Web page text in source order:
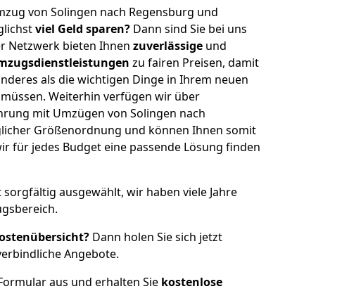
von Solingen nach Regensburg und
viel Geld sparen? Dann sind Sie bei uns
Netzwerk bieten Ihnen zuverlässige und
zu fairen Preisen, damit
als die wichtigen Dinge in Ihrem neuen
Weiterhin verfügen wir über
mit Umzügen von Solingen nach
Größenordnung und können Ihnen somit
für jedes Budget eine passende Lösung finden
sorgfältig ausgewählt, wir haben viele Jahre
Dann holen Sie sich jetzt
Angebote.
aus und erhalten Sie kostenlose